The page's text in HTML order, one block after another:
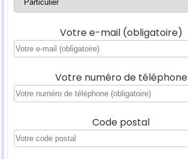
Votre e-mail (obligatoire)
Votre numéro de téléphone
Code postal